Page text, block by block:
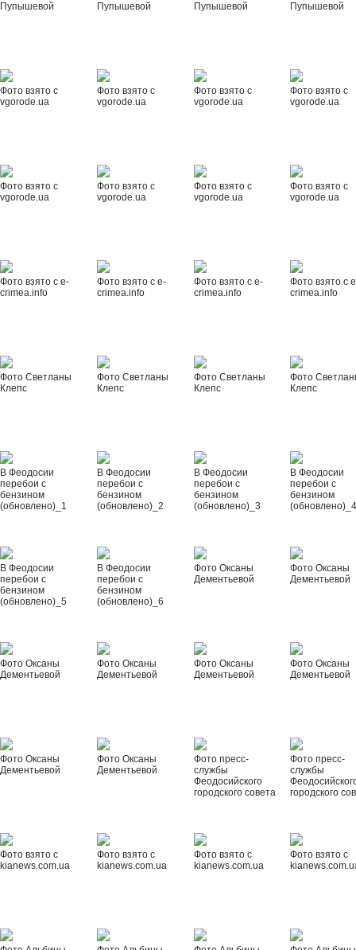
Пупышевой
Пупышевой
Пупышевой
Пупышевой
Фото взято с
vgorode.ua
Фото взято с
vgorode.ua
Фото взято с
vgorode.ua
Фото взято с
vgorode.ua
Фото взято с
vgorode.ua
Фото взято с
vgorode.ua
Фото взято с
vgorode.ua
Фото взято с
vgorode.ua
Фото взято с e-
crimea.info
Фото взято с e-
crimea.info
Фото взято с e-
crimea.info
Фото взято с
crimea.info
Фото Светланы
Клепс
Фото Светланы
Клепс
Фото Светланы
Клепс
Фото
Клепс
В Феодосии
перебои с
бензином
(обновлено)_1
В Феодосии
перебои с
бензином
(обновлено)_2
В Феодосии
перебои с
бензином
(обновлено)_3
В Феодосии
перебои с
бензином
В Феодосии
перебои с
бензином
(обновлено)_5
В Феодосии
перебои с
бензином
(обновлено)_6
Фото Оксаны
Дементьевой
Фото Оксаны
Дементьевой
Фото Оксаны
Дементьевой
Фото Оксаны
Дементьевой
Фото Оксаны
Дементьевой
Фото Оксаны
Дементьевой
Фото Оксаны
Дементьевой
Фото Оксаны
Дементьевой
Фото пресс-
службы
Феодосийского
городского совета
Фото пресс-
службы
городского
Фото взято с
kianews.com.ua
Фото взято с
kianews.com.ua
Фото взято с
kianews.com.ua
Фото взято с